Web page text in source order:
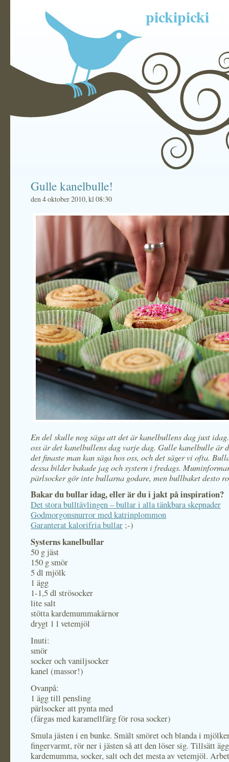
pickipicki
Gulle kanelbulle!
den 4 oktober 2010, kl 08:30
En del skulle nog säga att det är kanelbullens dag just
oss är det kanelbullens dag varje dag. Gulle kanelbulle är
det finaste man kan säga hos oss, och det säger vi ofta.
dessa bilder bakade jag och systern i fredags.
pärlsocker gör inte bullarna godare, men bullbaket desto
Bakar du bullar idag, eller är du i jakt på inspiration?
Det stora bulltävlingen – bullar i alla tänkbara skepnader
Godmorgonsnurror med katrinplommon
Garanterat kalorifria bullar ;-)
Systerns kanelbullar
50 g jäst
150 g smör
5 dl mjölk
1 ägg
1-1,5 dl strösocker
lite salt
stötta kardemummakärnor
drygt 1 l vetemjöl
Inuti:
smör
socker och vaniljsocker
kanel (massor!)
Ovanpå:
1 ägg till pensling
pärlsocker att pynta med
(färgas med karamellfärg för rosa socker)
Smula jästen i en bunke. Smält smöret och blanda i
fingervarmt, rör ner i jästen så att den löser sig. Tillsätt
kardemumma, socker, salt och det mesta av vetemjöl.